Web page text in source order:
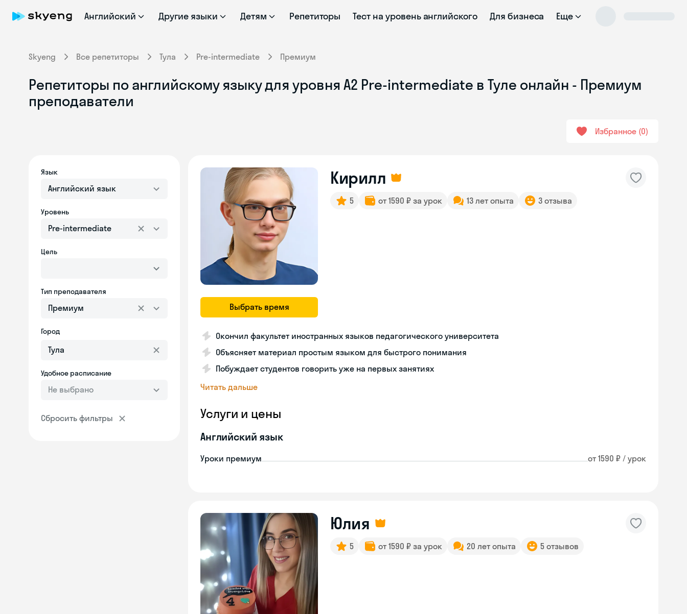
Английский Другие языки Детям Репетиторы Тест на уровень английского Для бизнеса Еще
Skyeng Все репетиторы Тула Pre-intermediate Премиум
Репетиторы по английскому языку для уровня A2 Pre-intermediate в Туле онлайн - Премиум
преподаватели
Избранное 0
Язык
Английский язык
Уровень
Pre-intermediate
Цель
Тип преподавателя
Премиум
Город
Удобное расписание
Не выбрано
Сбросить фильтры
Выбрать время
Кирилл
5 от 1590 ₽ за урок 13 лет опыта 3 отзыва
Окончил факультет иностранных языков педагогического университета
Объясняет материал простым языком для быстрого понимания
Побуждает студентов говорить уже на первых занятиях
Читать дальше
Услуги и цены
Английский язык
Уроки премиум от 1590 ₽ / урок
Юлия
5 от 1590 ₽ за урок 20 лет опыта 5 отзывов